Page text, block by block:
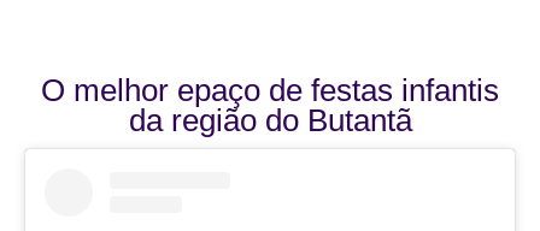
O melhor epaço de festas infantis
da região do Butantã